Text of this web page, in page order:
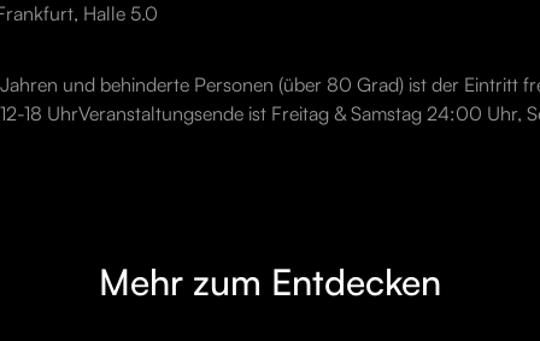
Halle 5.0
und behinderte Personen (über 80 Grad) ist der Eintritt
18 UhrVeranstaltungsende ist Freitag & Samstag 24:00 Uhr,
Mehr zum Entdecken